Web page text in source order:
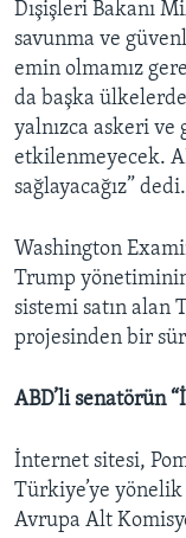
Dışişleri Bakanı
savunma ve
emin olmamız
da başka
yalnızca askeri
etkilenmeyecek.
sağlayacağız” dedi.
Washington
Trump
sistemi satın alan
projesinden bir
ABD’li senatörün
İnternet sitesi,
Türkiye’ye yönelik
Avrupa Alt